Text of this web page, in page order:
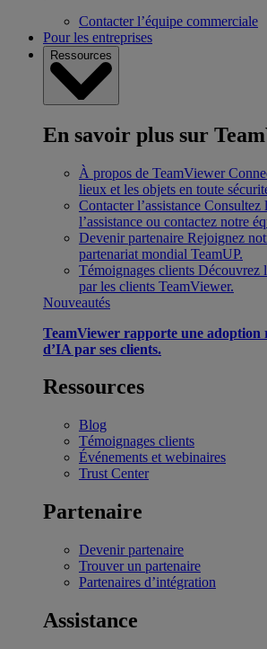
Contacter l’équipe commerciale
Pour les entreprises
Ressources
En savoir plus sur
À propos de TeamViewer
lieux et les objets en toute
Contacter l’assistance Consultez
l’assistance ou contactez notre
Devenir partenaire Rejoignez
partenariat mondial TeamUP.
Témoignages clients Découvrez
par les clients TeamViewer.
Nouveautés
TeamViewer rapporte une adoption
d’IA par ses clients.
Ressources
Blog
Témoignages clients
Événements et webinaires
Trust Center
Partenaire
Devenir partenaire
Trouver un partenaire
Partenaires d’intégration
Assistance